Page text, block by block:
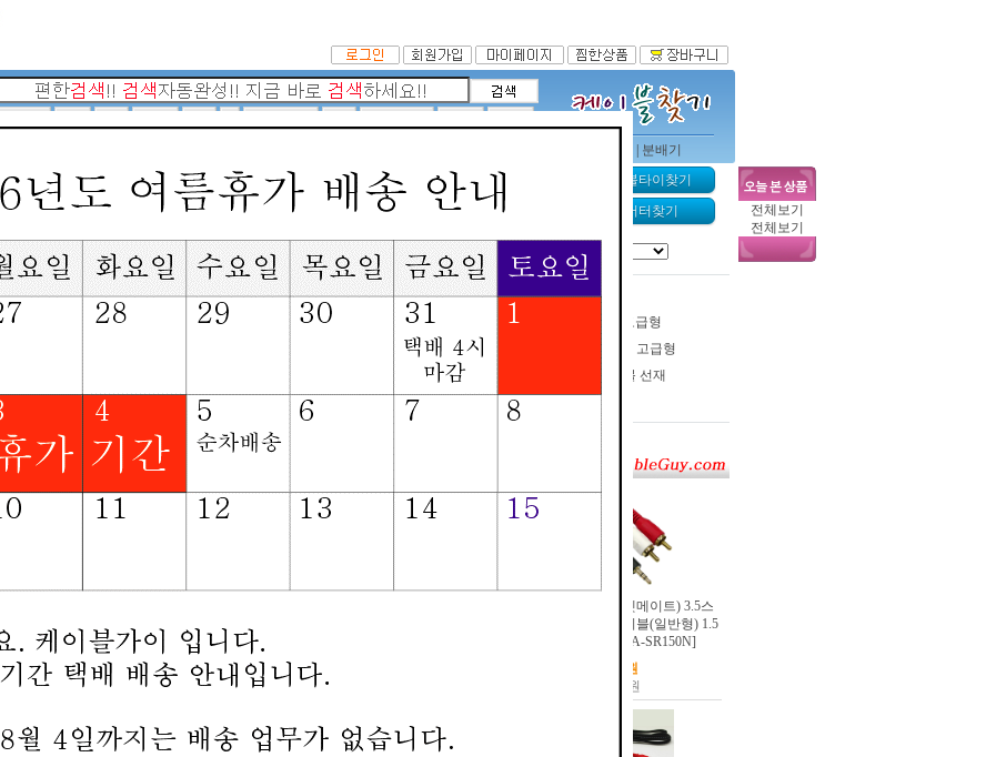
분배기
케이블찾기 테스트중 멀티탭찾기 허브랙 or 서버랙찾기
케이블타이찾기
인터넷 공유기찾기
KVM 스위치찾기 허브(HUB)찾기 외장 하드 or NAS찾기 컨버터찾기
메인화면
3.5 타입 음성 케이블
3.5 스테레오 수수 보급형
3.5 스테레오 암수연장
3.5 스테레오 고급형
3.5 - 2RCA Y형 보급형
3.5 - 2RCA Y형 고급형
3.5 - 5.5 ST/MONO 케이블
음성용 - 케이블 선재
3.5 - 2BNC Y형
3.5 / 2.5 / 자동감김 등등
케이블가이 월간 인기순위
07월 08일 부터 08월 06일
4,700원
[303285]Coms(컴스) 스테레오 3극 to RCA 2
[100310]NETmate(넷메이트) 3.5스
테레오 to 2RCA 케이블(일반형) 1.5
미터(1.5m) [NMA-SR150N]
2,000원
20원
전체보기
전체보기